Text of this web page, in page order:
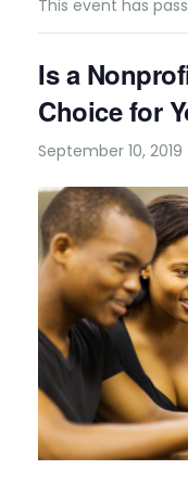
This event has
Is a
Choice for
September 10, 2019